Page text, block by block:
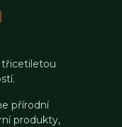
třicetiletou
přírodní
produkty,